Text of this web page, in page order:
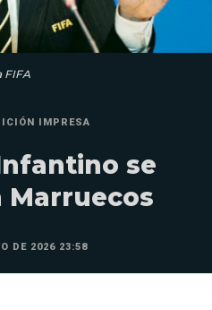
FIFA
IMPRESA
se
Marruecos
DE 2026 23:58